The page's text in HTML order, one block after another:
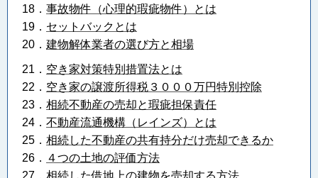
18． 事故物件（心理的瑕疵物件）とは
19． セットバックとは
20． 建物解体業者の選び方と相場
21． 空き家対策特別措置法とは
22． 空き家の譲渡所得税３０００万円特別控除
23． 相続不動産の売却と瑕疵担保責任
24． 不動産流通機構（レインズ）とは
25． 相続した不動産の共有持分だけ売却できるか
26． ４つの土地の評価方法
27． 相続した借地上の建物を売却する方法